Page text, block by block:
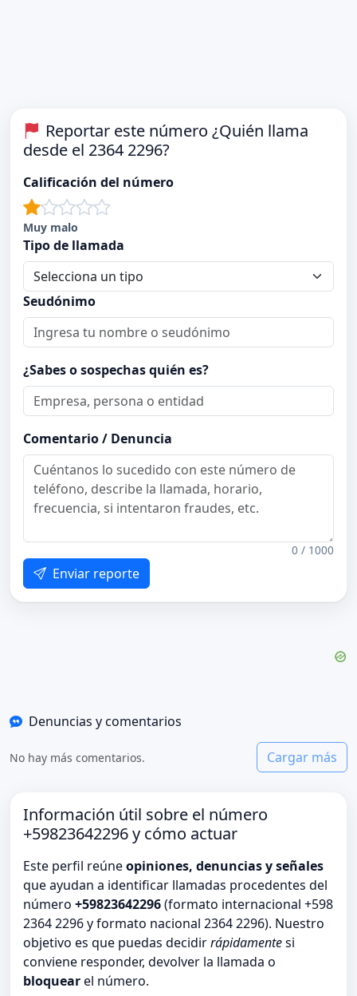
Reportar este número ¿Quién llama
desde el 2364 2296?
Calificación del número
Muy malo
Tipo de llamada
Seudónimo
¿Sabes o sospechas quién es?
Comentario / Denuncia
0 / 1000
Enviar reporte
Denuncias y comentarios
No hay más comentarios. Cargar más
Información útil sobre el número
+59823642296 y cómo actuar
Este perfil reúneopiniones, denuncias y señales
que ayudan a identificar llamadas procedentes del
número +59823642296(formato internacional +598
2364 2296 y formato nacional 2364 2296). Nuestro
objetivo es que puedas decidirrápidamentesi
conviene responder, devolver la llamada o
bloquearel número.